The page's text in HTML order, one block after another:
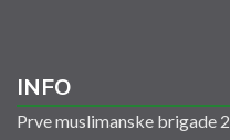
INFO
Prve muslimanske brigade